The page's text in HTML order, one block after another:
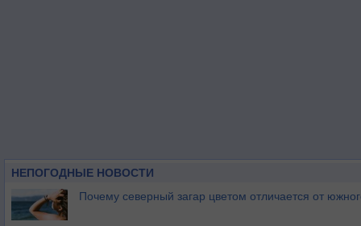
НЕПОГОДНЫЕ НОВОСТИ
Почему северный загар цветом отличается от